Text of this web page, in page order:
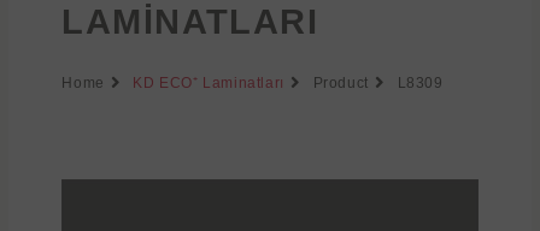
LAMINATLARI
Home KD ECO⁺ Laminatları Product L8309